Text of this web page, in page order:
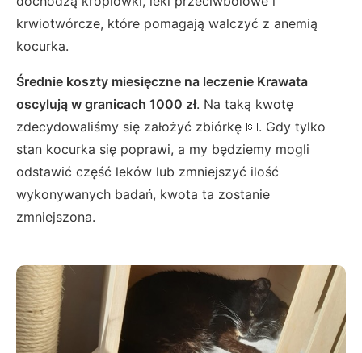
krwiotwórcze, które pomagają walczyć z anemią
kocurka.
Średnie koszty miesięczne na leczenie Krawata
oscylują w granicach 1000 zł. Na taką kwotę
zdecydowaliśmy się założyć zbiórkę 💵. Gdy tylko
stan kocurka się poprawi, a my będziemy mogli
odstawić część leków lub zmniejszyć ilość
wykonywanych badań, kwota ta zostanie
zmniejszona.